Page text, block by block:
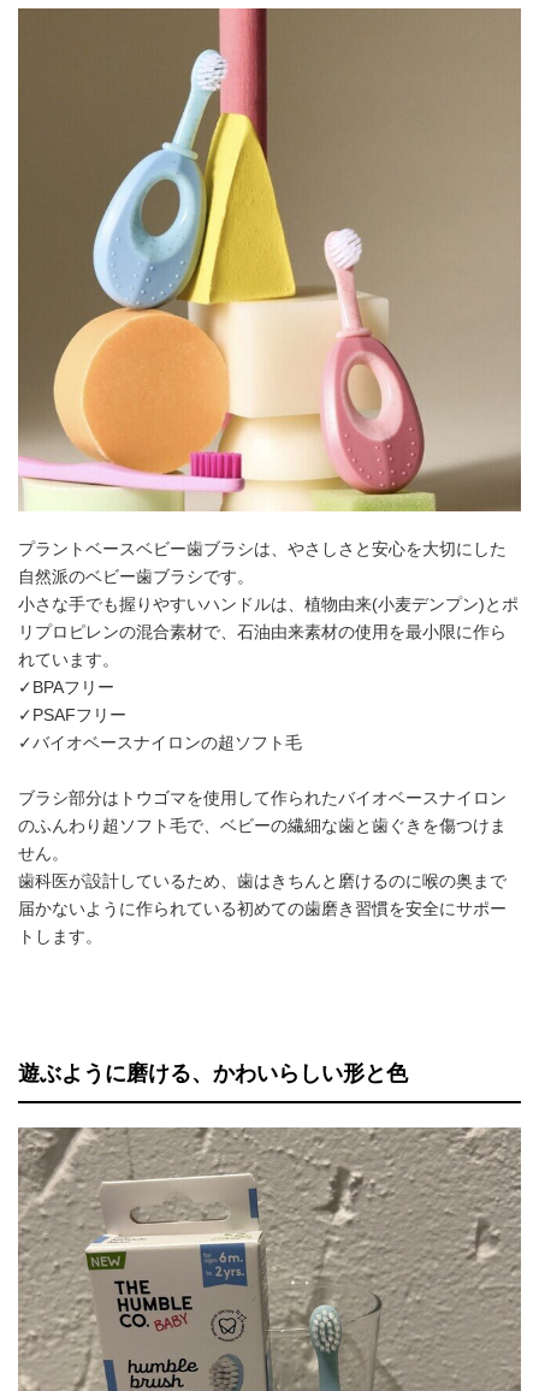
プラントベースベビー歯ブラシは、やさしさと安心を大切にした
自然派のベビー歯ブラシです。
小さな手でも握りやすいハンドルは、植物由来(小麦デンプン)とポ
リプロピレンの混合素材で、石油由来素材の使用を最小限に作ら
れています。
✓BPAフリー
✓PSAFフリー
✓バイオベースナイロンの超ソフト毛
ブラシ部分はトウゴマを使用して作られたバイオベースナイロン
のふんわり超ソフト毛で、ベビーの繊細な歯と歯ぐきを傷つけま
せん。
歯科医が設計しているため、歯はきちんと磨けるのに喉の奥まで
届かないように作られている初めての歯磨き習慣を安全にサポー
トします。
遊ぶように磨ける、かわいらしい形と色